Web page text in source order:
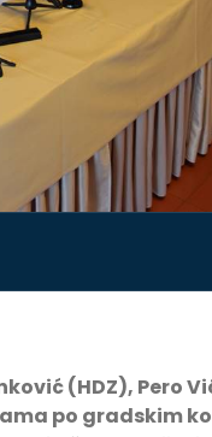
(HDZ), Pero
po gradskim